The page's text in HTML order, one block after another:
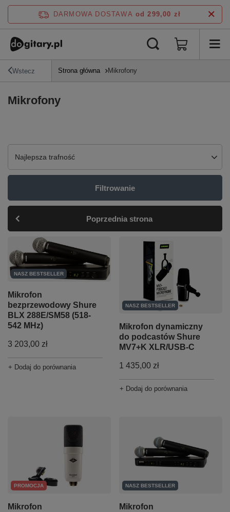
DARMOWA DOSTAWA od 299,00 zł
Wstecz Strona główna Mikrofony
Mikrofony
Zmień sortowanie
Najlepsza trafność
Filtrowanie
Poprzednia strona
NASZ BESTSELLER
Mikrofon
bezprzewodowy Shure
BLX 288E/SM58 (518-
542 MHz)
3 203,00 zł
+ Dodaj do porównania
NASZ BESTSELLER
Mikrofon dynamiczny
do podcastów Shure
MV7+K XLR/USB-C
1 435,00 zł
+ Dodaj do porównania
PROMOCJA
Mikrofon
NASZ BESTSELLER
Mikrofon